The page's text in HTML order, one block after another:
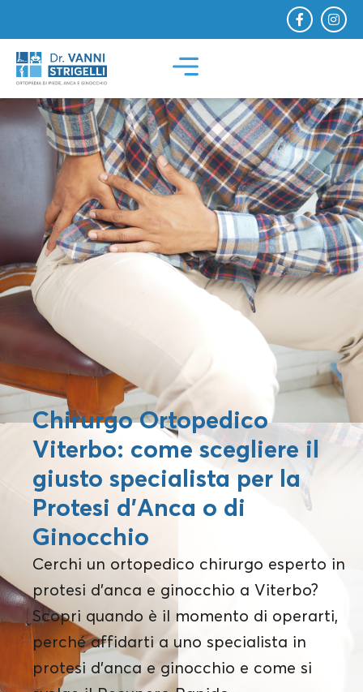
Chirurgo Ortopedico
Viterbo: come scegliere il
giusto specialista per la
Protesi d’Anca o di
Ginocchio
Cerchi un ortopedico chirurgo esperto in
protesi d’anca e ginocchio a Viterbo?
Scopri quando è il momento di operarti,
perché affidarti a uno specialista in
protesi d’anca e ginocchio e come si